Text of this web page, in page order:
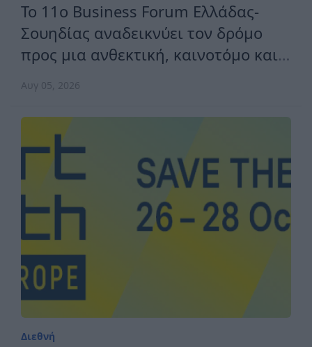
Το 11ο Business Forum Ελλάδας-
Σουηδίας αναδεικνύει τον δρόμο
προς μια ανθεκτική, καινοτόμο και
Αυγ 05, 2026
Διεθνή